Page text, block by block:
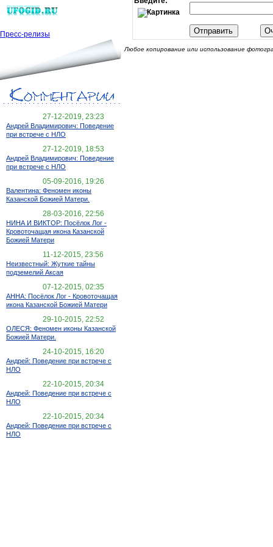
Пресс-релизы
27-12-2019, 23:23
Андрей Владимирович: Поведение
при встрече с НЛО
27-12-2019, 18:53
Андрей Владимирович: Поведение
при встрече с НЛО
05-09-2016, 19:26
Валентина: Феномен иконы
Казанской Божией Матери.
28-03-2016, 22:56
НИНА И ВИКТОР: Посёлок Лог -
Кровоточащая икона Казанской
Божией Матери
11-12-2015, 23:56
Неизвестный: Жуткие тайны
подземелий Аксая
07-12-2015, 02:35
АННА: Посёлок Лог - Кровоточащая
икона Казанской Божией Матери
29-10-2015, 22:52
ОЛЕСЯ: Феномен иконы Казанской
Божией Матери.
24-10-2015, 16:20
Андрей: Поведение при встрече с
НЛО
22-10-2015, 20:34
Андрей: Поведение при встрече с
НЛО
22-10-2015, 20:34
Андрей: Поведение при встрече с
НЛО
Любое копирование или использование